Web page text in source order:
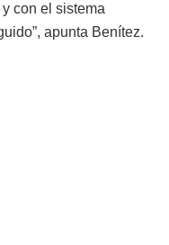
con el sistema
apunta Benítez.